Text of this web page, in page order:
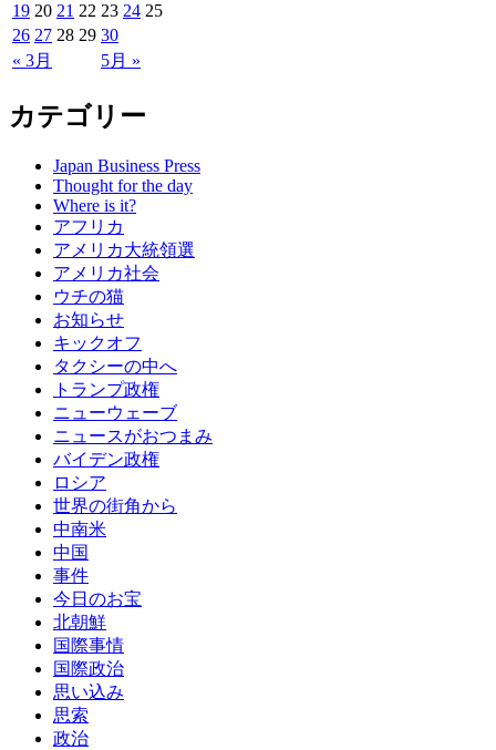
« 3月 5月 »
19 20 21 22 23 24 25
26 27 28 29 30
カテゴリー
Japan Business Press
Thought for the day
Where is it?
アフリカ
アメリカ大統領選
アメリカ社会
ウチの猫
お知らせ
キックオフ
タクシーの中へ
トランプ政権
ニューウェーブ
ニュースがおつまみ
バイデン政権
ロシア
世界の街角から
中南米
中国
事件
今日のお宝
北朝鮮
国際事情
国際政治
思い込み
思索
政治